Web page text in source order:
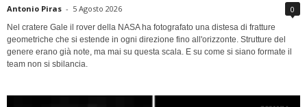
Antonio Piras - 5 Agosto 2026 0
Nel cratere Gale il rover della NASA ha fotografato una distesa di fratture
geometriche che si estende in ogni direzione fino all'orizzonte. Strutture del
genere erano già note, ma mai su questa scala. E su come si siano formate il
team non si sbilancia.